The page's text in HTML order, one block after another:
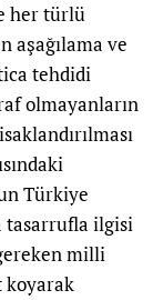
her türlü
aşağılama ve
tehdidi
olmayanların
Türkiye
ilgisi
milli
koyarak